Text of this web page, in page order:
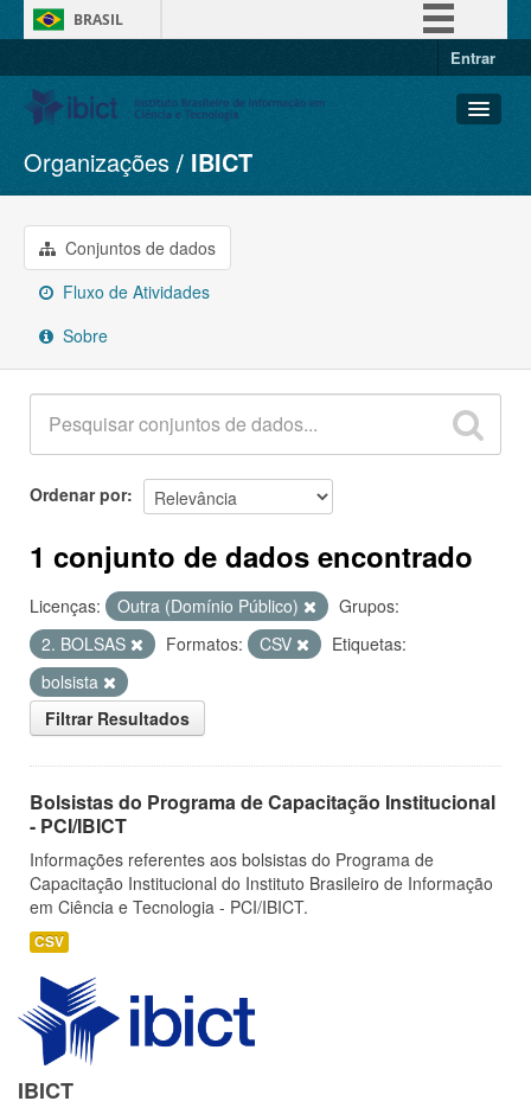
BRASIL
Entrar
Conjuntos de dados
Organizações
Grupos
Sobre
Organizações IBICT
Conjuntos de dados
Fluxo de Atividades
Sobre
Ordenar por
1 conjunto de dados encontrado
Licenças: Outra (Domínio Público)
Grupos:
2. BOLSAS
Formatos: CSV
Etiquetas:
bolsista
Filtrar Resultados
Bolsistas do Programa de Capacitação Institucional
- PCI/IBICT
Informações referentes aos bolsistas do Programa de
Capacitação Institucional do Instituto Brasileiro de Informação
em Ciência e Tecnologia - PCI/IBICT.
CSV
IBICT